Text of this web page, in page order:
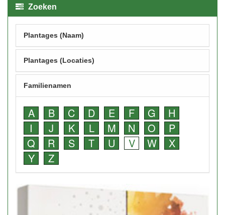
Zoeken
Plantages (Naam)
Plantages (Locaties)
Familienamen
A B C D E F G
H
I
J K L M N O
P
Q
R S T U V W
X
Y
Z